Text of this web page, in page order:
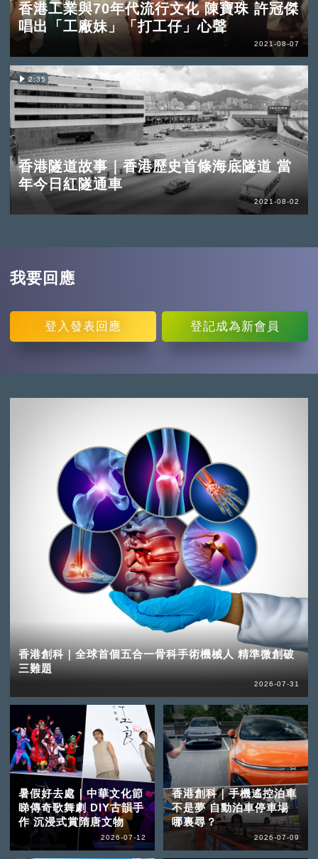
香港工業與70年代流行文化 陳寶珠 許冠傑
唱出「工廠妹」「打工仔」心聲
2021-08-07
2:35
香港隧道故事｜香港歷史首條海底隧道 當
年今日紅隧通車
2021-08-02
我要回應
登入 發表回應 登記成為新會員
香港創科｜全球首個五合一骨科手術機械人 精準微創破
三難題
2026-07-31
暑假好去處｜中華文化節
睇傳奇歌舞劇 DIY古韻手
作 沉浸式賞隋唐文物
2026-07-12
香港創科｜手機遙控泊車
不是夢 自動泊車停車場
哪裏尋？
2026-07-09